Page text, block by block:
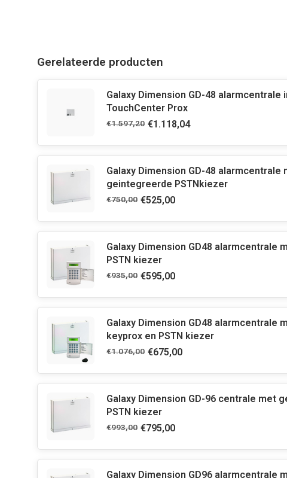
Gerelateerde producten
Galaxy Dimension GD-48 alarmcentrale
TouchCenter Prox
€1.597,20 €1.118,04
Galaxy Dimension GD-48 alarmcentrale
geintegreerde PSTNkiezer
€750,00 €525,00
Galaxy Dimension GD48 alarmcentrale
PSTN kiezer
€935,00 €595,00
Galaxy Dimension GD48 alarmcentrale
keyprox en PSTN kiezer
€1.076,00 €675,00
Galaxy Dimension GD-96 centrale met
PSTN kiezer
€993,00 €795,00
Galaxy Dimension GD96 alarmcentrale